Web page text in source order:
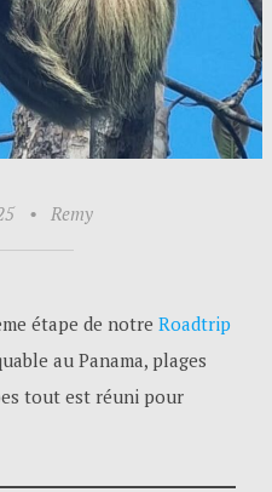
• Remy
étape de notre Roadtrip
au Panama, plages
tout est réuni pour